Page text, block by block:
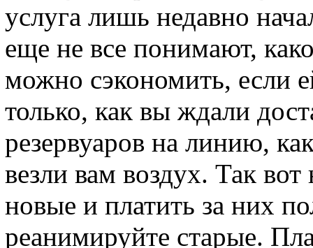
услуга лишь недавно
еще не все понимают,
можно сэкономить, если
только, как вы ждали
резервуаров на линию,
везли вам воздух. Так вот
новые и платить за них
реанимируйте старые.